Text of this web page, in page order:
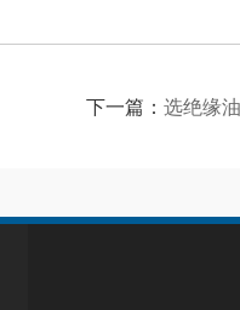
下一篇： 选绝缘